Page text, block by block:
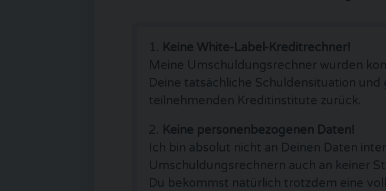
Keine White-Label-Kreditrechner!
Meine Umschuldungsrechner wurden
Deine tatsächliche Schuldensituation
teilnehmenden Kreditinstitute zurück.
Keine personenbezogenen Daten!
Ich bin absolut nicht an Deinen Daten
Umschuldungsrechnern auch an keiner
Du bekommst natürlich trotzdem eine